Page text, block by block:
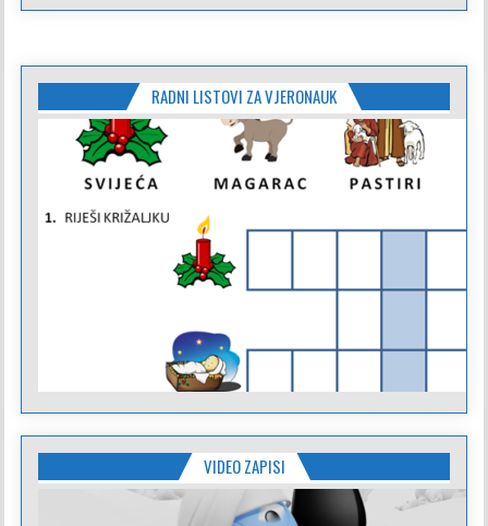
RADNI LISTOVI ZA VJERONAUK
VIDEO ZAPISI